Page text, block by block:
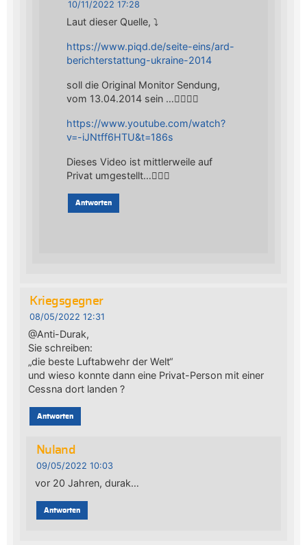
10/11/2022 17:28
Laut dieser Quelle, ⤵️
https://www.piqd.de/seite-eins/ard-
berichterstattung-ukraine-2014
soll die Original Monitor Sendung,
vom 13.04.2014 sein …🤷🏻‍♂️⤵️
https://www.youtube.com/watch?
v=-iJNtff6HTU&t=186s
Dieses Video ist mittlerweile auf
Privat umgestellt…🤷🏻‍♂️
Antworten
Kriegsgegner
08/05/2022 12:31
@Anti-Durak,
Sie schreiben:
„die beste Luftabwehr der Welt“
und wieso konnte dann eine Privat-Person mit einer
Cessna dort landen ?
Antworten
Nuland
09/05/2022 10:03
vor 20 Jahren, durak…
Antworten